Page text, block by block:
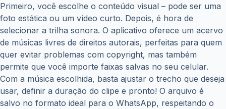
Primeiro, você escolhe o conteúdo visual – pode ser uma
foto estática ou um vídeo curto. Depois, é hora de
selecionar a trilha sonora. O aplicativo oferece um acervo
de músicas livres de direitos autorais, perfeitas para quem
quer evitar problemas com copyright, mas também
permite que você importe faixas salvas no seu celular.
Com a música escolhida, basta ajustar o trecho que deseja
usar, definir a duração do clipe e pronto! O arquivo é
salvo no formato ideal para o WhatsApp, respeitando o